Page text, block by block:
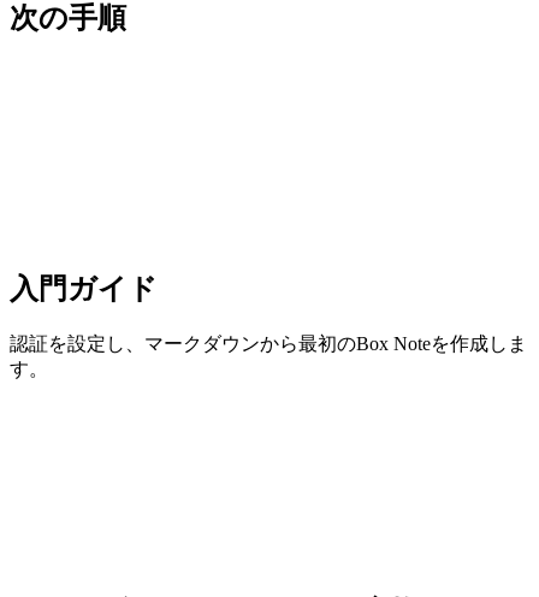
次の手順
入門ガイド
認証を設定し、マークダウンから最初のBox Noteを作成しま
す。